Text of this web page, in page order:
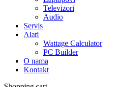
Televizori
Audio
Servis
Alati
Wattage Calculator
PC Builder
O nama
Kontakt